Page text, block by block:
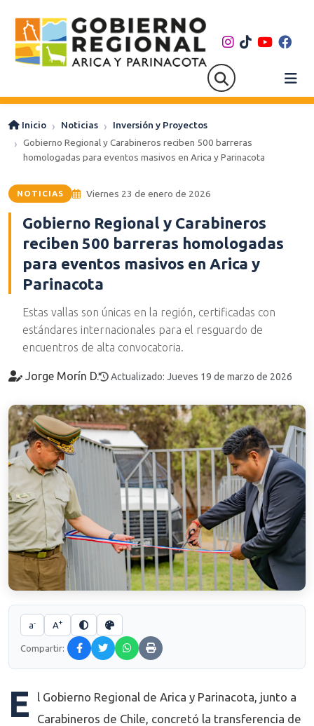
Inicio Noticias
Inversión y Proyectos
Gobierno Regional y Carabineros reciben 500 barreras
homologadas para eventos masivos en Arica y Parinacota
NOTICIAS Viernes 23 de enero de 2026
Gobierno Regional y Carabineros
reciben 500 barreras homologadas
para eventos masivos en Arica y
Parinacota
Estas vallas son únicas en la región, certificadas con
estándares internacionales para el resguardo de
encuentros de alta convocatoria.
Jorge Morín D. Actualizado: Jueves 19 de marzo de 2026
a- A+
Compartir:
E
l Gobierno Regional de Arica y Parinacota, junto a
Carabineros de Chile, concretó la transferencia de